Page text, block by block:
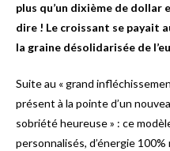
plus qu’un dixième de dollar
dire ! Le croissant se payait
la graine désolidarisée de
Suite au « grand
présent à la pointe d’un
sobriété heureuse » : ce
personnalisés, d’énergie